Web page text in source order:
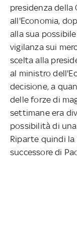
presidenza della
all'Economia,
alla sua
vigilanza sui
scelta alla
al ministro
decisione, a
delle forze di
settimane era
possibilità di
Riparte quindi
successore di